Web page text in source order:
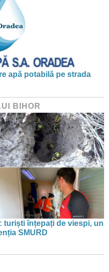
apă potabilă pe strada
BIHOR
turiști înțepați de viespi, un
SMURD